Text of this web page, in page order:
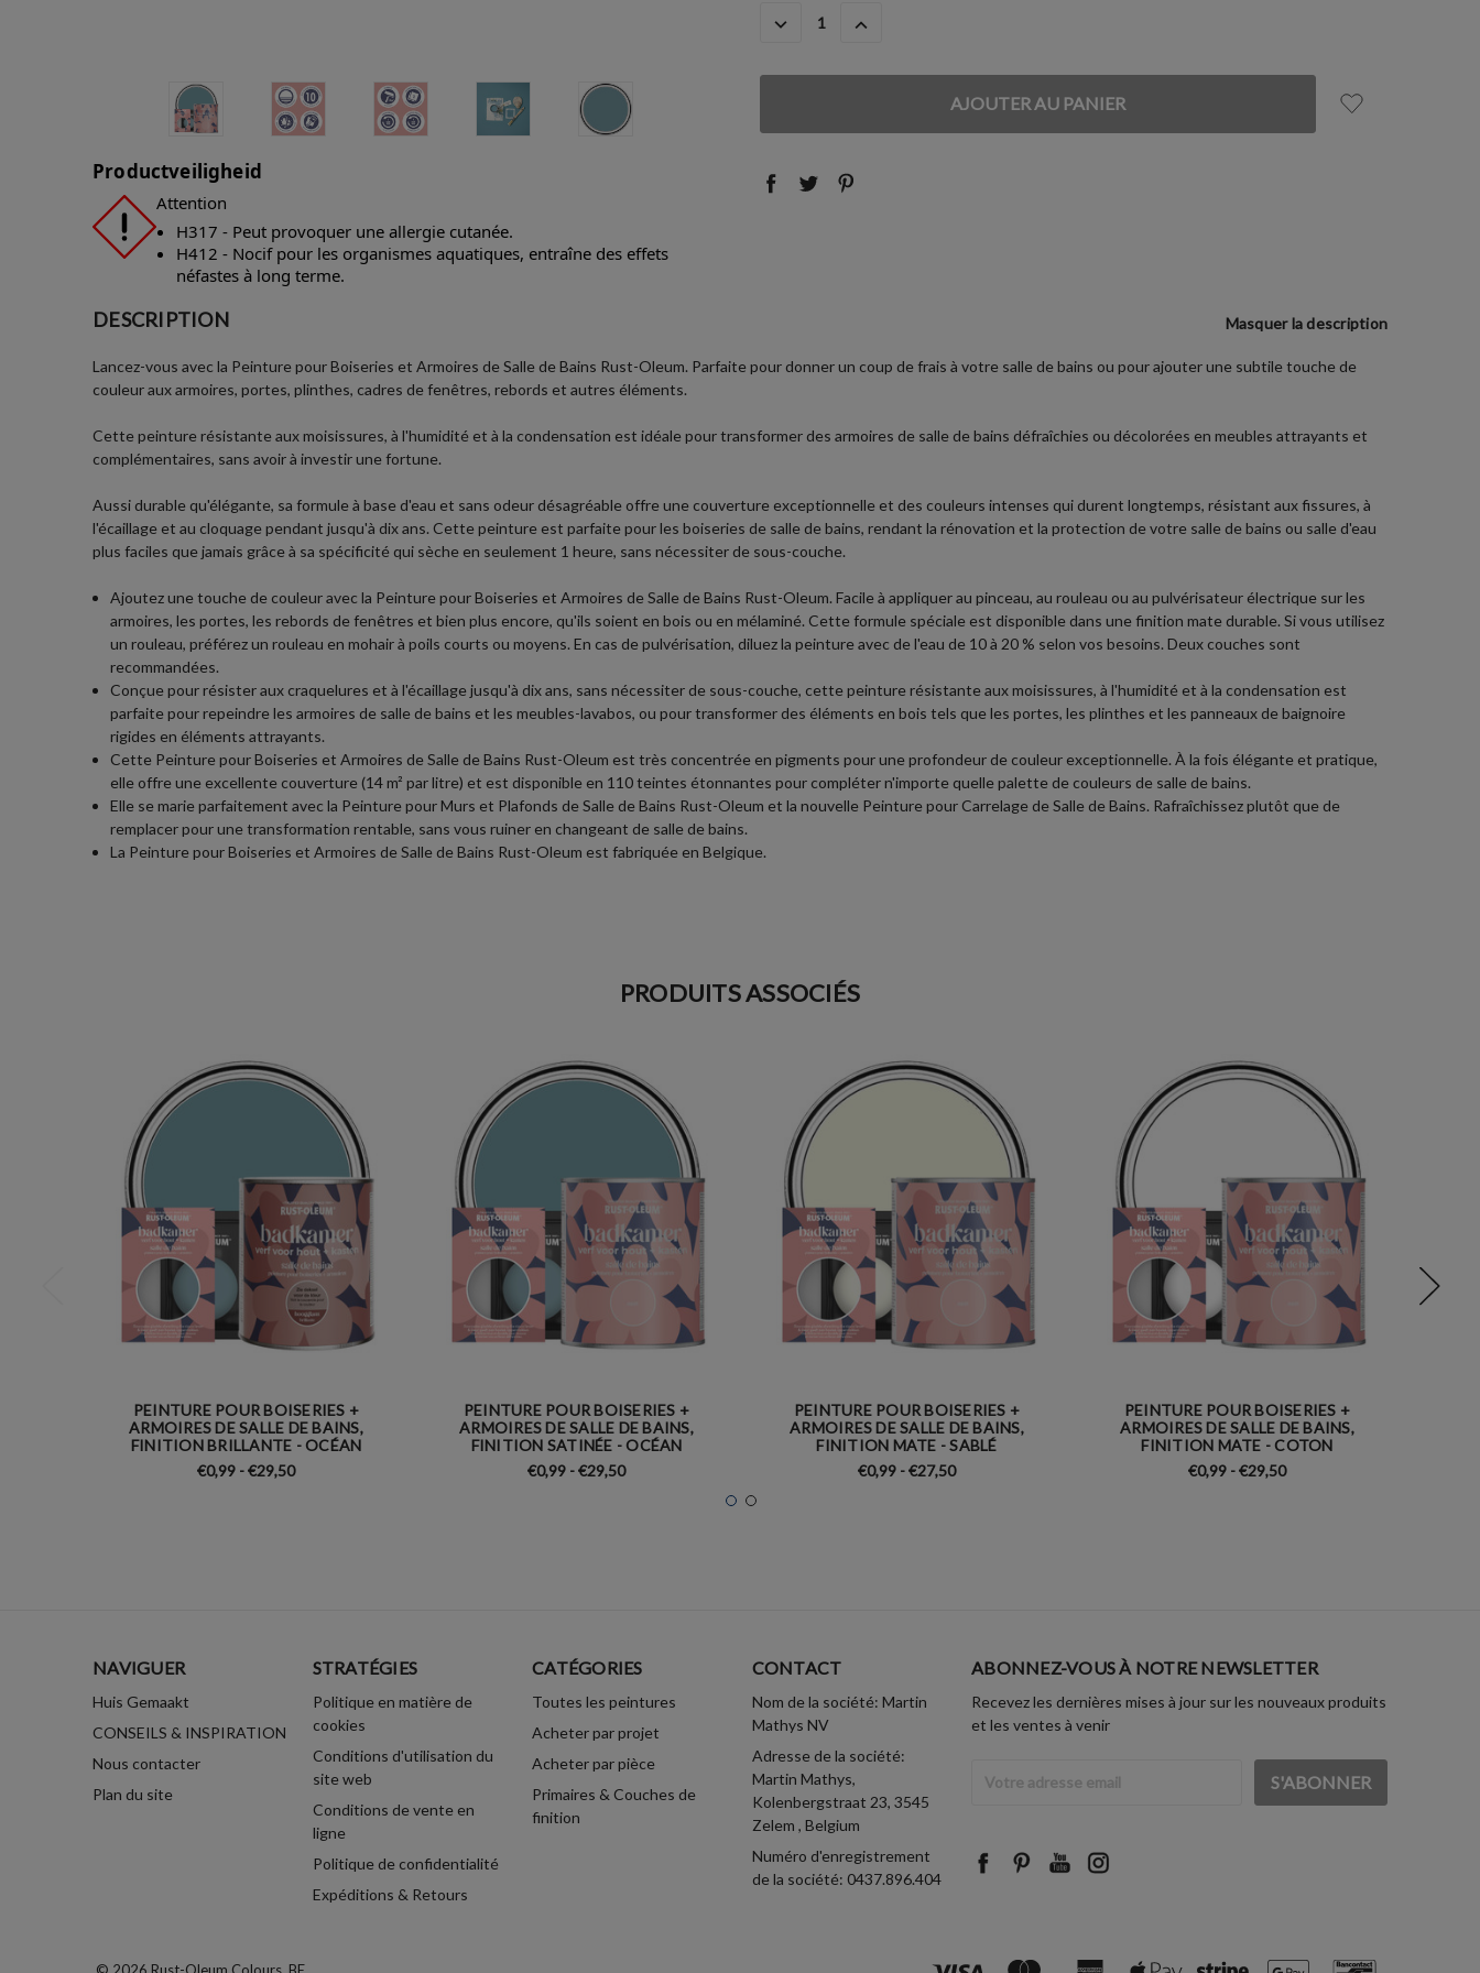
Productveiligheid
Attention
H317 - Peut provoquer une allergie cutanée.
H412 - Nocif pour les organismes aquatiques, entraîne des effets
néfastes à long terme.
DIMINUER
:
AUGMENTER
:
DESCRIPTION Masquer la description
Lancez-vous avec la Peinture pour Boiseries et Armoires de Salle de Bains Rust-Oleum. Parfaite pour donner un coup de frais à votre salle de bains ou pour ajouter une subtile touche de
couleur aux armoires, portes, plinthes, cadres de fenêtres, rebords et autres éléments.
Cette peinture résistante aux moisissures, à l'humidité et à la condensation est idéale pour transformer des armoires de salle de bains défraîchies ou décolorées en meubles attrayants et
complémentaires, sans avoir à investir une fortune.
Aussi durable qu'élégante, sa formule à base d'eau et sans odeur désagréable offre une couverture exceptionnelle et des couleurs intenses qui durent longtemps, résistant aux fissures, à
l'écaillage et au cloquage pendant jusqu'à dix ans. Cette peinture est parfaite pour les boiseries de salle de bains, rendant la rénovation et la protection de votre salle de bains ou salle d'eau
plus faciles que jamais grâce à sa spécificité qui sèche en seulement 1 heure, sans nécessiter de sous-couche.
Ajoutez une touche de couleur avec la Peinture pour Boiseries et Armoires de Salle de Bains Rust-Oleum. Facile à appliquer au pinceau, au rouleau ou au pulvérisateur électrique sur les
armoires, les portes, les rebords de fenêtres et bien plus encore, qu'ils soient en bois ou en mélaminé. Cette formule spéciale est disponible dans une finition mate durable. Si vous utilisez
un rouleau, préférez un rouleau en mohair à poils courts ou moyens. En cas de pulvérisation, diluez la peinture avec de l'eau de 10 à 20 % selon vos besoins. Deux couches sont
recommandées.
Conçue pour résister aux craquelures et à l'écaillage jusqu'à dix ans, sans nécessiter de sous-couche, cette peinture résistante aux moisissures, à l'humidité et à la condensation est
parfaite pour repeindre les armoires de salle de bains et les meubles-lavabos, ou pour transformer des éléments en bois tels que les portes, les plinthes et les panneaux de baignoire
rigides en éléments attrayants.
Cette Peinture pour Boiseries et Armoires de Salle de Bains Rust-Oleum est très concentrée en pigments pour une profondeur de couleur exceptionnelle. À la fois élégante et pratique,
elle offre une excellente couverture (14 m² par litre) et est disponible en 110 teintes étonnantes pour compléter n'importe quelle palette de couleurs de salle de bains.
Elle se marie parfaitement avec la Peinture pour Murs et Plafonds de Salle de Bains Rust-Oleum et la nouvelle Peinture pour Carrelage de Salle de Bains. Rafraîchissez plutôt que de
remplacer pour une transformation rentable, sans vous ruiner en changeant de salle de bains.
La Peinture pour Boiseries et Armoires de Salle de Bains Rust-Oleum est fabriquée en Belgique.
PRODUITS ASSOCIÉS
PEINTURE POUR BOISERIES +
ARMOIRES DE SALLE DE BAINS,
FINITION BRILLANTE - OCÉAN
€0,99 - €29,50
PEINTURE POUR BOISERIES +
ARMOIRES DE SALLE DE BAINS,
FINITION SATINÉE - OCÉAN
€0,99 - €29,50
PEINTURE POUR BOISERIES +
ARMOIRES DE SALLE DE BAINS,
FINITION MATE - SABLÉ
€0,99 - €27,50
PEINTURE POUR BOISERIES +
ARMOIRES DE SALLE DE BAINS,
FINITION MATE - COTON
€0,99 - €29,50
NAVIGUER
Huis Gemaakt
CONSEILS & INSPIRATION
Nous contacter
Plan du site
STRATÉGIES
Politique en matière de
cookies
Conditions d'utilisation du
site web
Conditions de vente en
ligne
Politique de confidentialité
Expéditions & Retours
CATÉGORIES
Toutes les peintures
Acheter par projet
Acheter par pièce
Primaires & Couches de
finition
CONTACT
Nom de la société: Martin
Mathys NV
Adresse de la société:
Martin Mathys,
Kolenbergstraat 23, 3545
Zelem , Belgium
Numéro d'enregistrement
de la société: 0437.896.404
ABONNEZ-VOUS À NOTRE NEWSLETTER
Recevez les dernières mises à jour sur les nouveaux produits
et les ventes à venir
Email